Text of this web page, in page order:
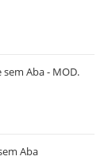
sem Aba - MOD.
Aba